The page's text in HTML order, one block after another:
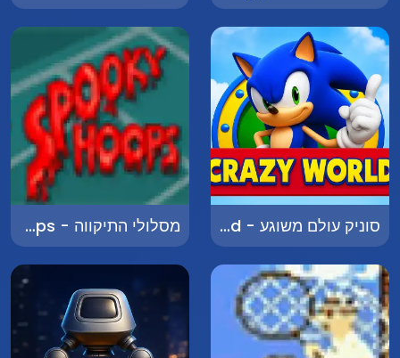
סוניק עולם משוגע - Sonic Crazy World מסלולי התיקווה - Spooky Hoops